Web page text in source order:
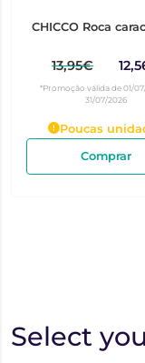
CHICCO Roca
13,95€
*Promoção válida de 01/
31/07/2026
Poucas
Comprar
Select